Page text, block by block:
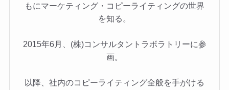
もにマーケティング・コピーライティングの世界
を知る。
2015年6月、(株)コンサルタントラボラトリーに参
画。
以降、社内のコピーライティング全般を手がける